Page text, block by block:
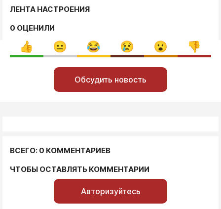
ЛЕНТА НАСТРОЕНИЯ
0 ОЦЕНИЛИ
Обсудить новость
ВСЕГО: 0 КОММЕНТАРИЕВ
ЧТОБЫ ОСТАВЛЯТЬ КОММЕНТАРИИ
Авторизуйтесь